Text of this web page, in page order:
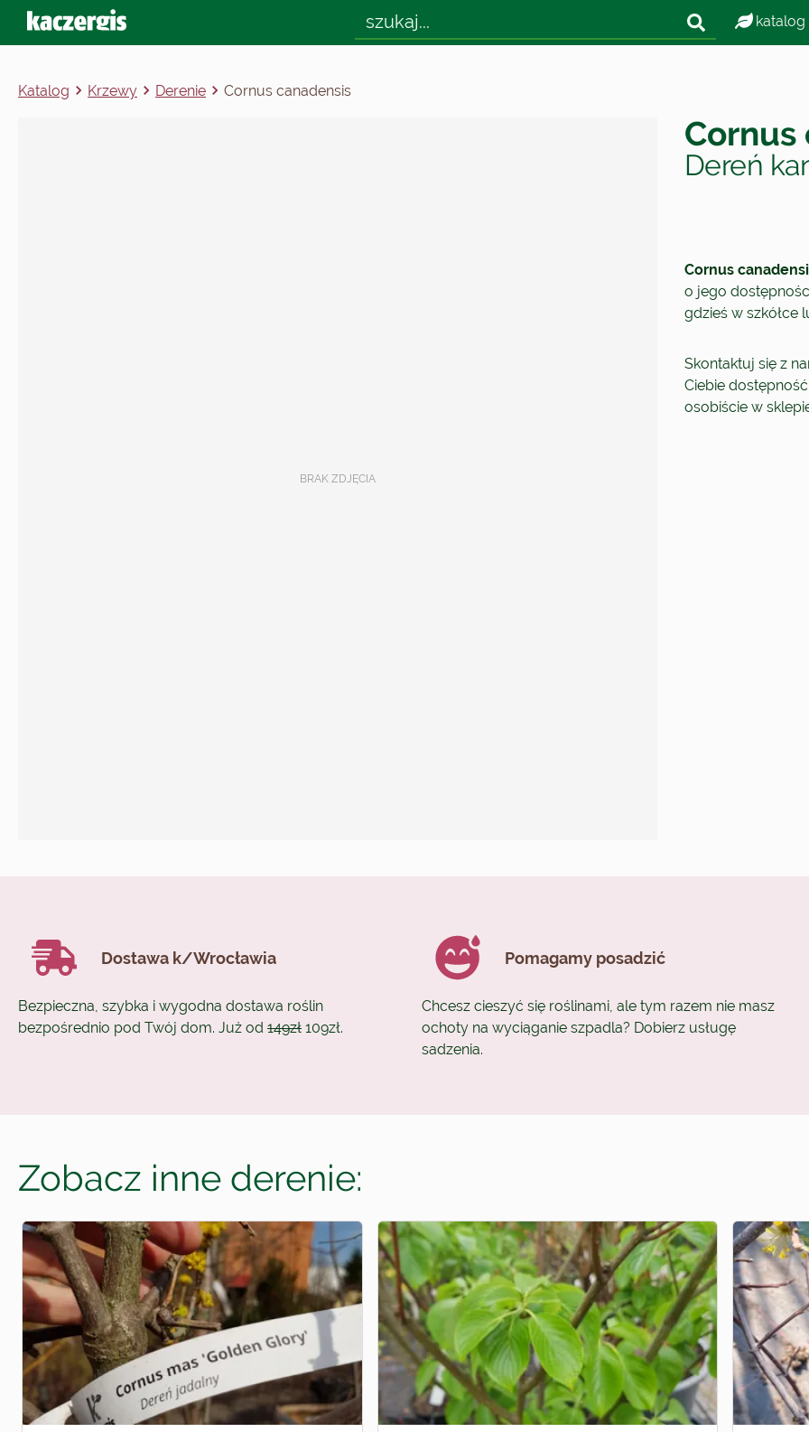
katalog
Katalog Krzewy Derenie Cornus canadensis
Cornus
Dereń
Cornus
o jego
gdzieś w szkółce
Skontaktuj się z
Ciebie
osobiście w
Dostawa k/Wrocławia
Bezpieczna, szybka i wygodna dostawa roślin
bezpośrednio pod Twój dom. Już od 149zł 109zł.
Pomagamy posadzić
Chcesz cieszyć się roślinami, ale tym razem nie masz
ochoty na wyciąganie szpadla? Dobierz usługę
sadzenia.
Zobacz inne derenie: